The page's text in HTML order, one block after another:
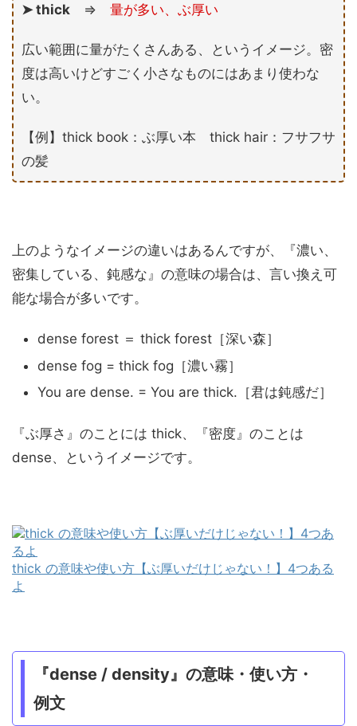
➤ thick ⇒ 量が多い、ぶ厚い
広い範囲に量がたくさんある、というイメージ。密
度は高いけどすごく小さなものにはあまり使わな
い。
【例】thick book：ぶ厚い本 thick hair：フサフサ
の髪
上のようなイメージの違いはあるんですが、『濃い、
密集している、鈍感な』の意味の場合は、言い換え可
能な場合が多いです。
dense forest ＝ thick forest［深い森］
dense fog = thick fog［濃い霧］
You are dense. = You are thick.［君は鈍感だ］
『ぶ厚さ』のことには thick、『密度』のことは
dense、というイメージです。
thick の意味や使い方【ぶ厚いだけじゃない！】4つある
よ
『dense / density』の意味・使い方・
例文